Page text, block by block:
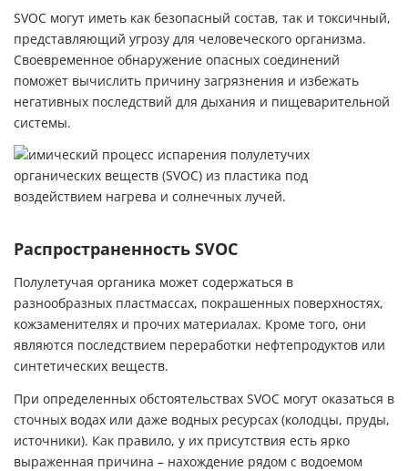
SVOC могут иметь как безопасный состав, так и токсичный,
представляющий угрозу для человеческого организма.
Своевременное обнаружение опасных соединений
поможет вычислить причину загрязнения и избежать
негативных последствий для дыхания и пищеварительной
системы.
Распространенность SVOC
Полулетучая органика может содержаться в
разнообразных пластмассах, покрашенных поверхностях,
кожзаменителях и прочих материалах. Кроме того, они
являются последствием переработки нефтепродуктов или
синтетических веществ.
При определенных обстоятельствах SVOC могут оказаться в
сточных водах или даже водных ресурсах (колодцы, пруды,
источники). Как правило, у их присутствия есть ярко
выраженная причина – нахождение рядом с водоемом